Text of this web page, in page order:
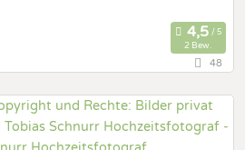
2 Bew.
Prewedding Shooting
Fotostory
48